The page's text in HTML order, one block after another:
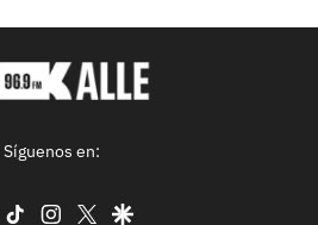
Síguenos en:
facebook
tiktok instagram
twittergoogle